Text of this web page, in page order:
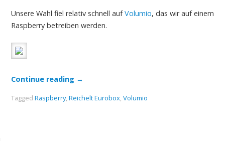
Unsere Wahl fiel relativ schnell aufVolumio, das wir auf einem
Raspberry betreiben werden.
Continue reading →
Tagged Raspberry, Reichelt Eurobox, Volumio